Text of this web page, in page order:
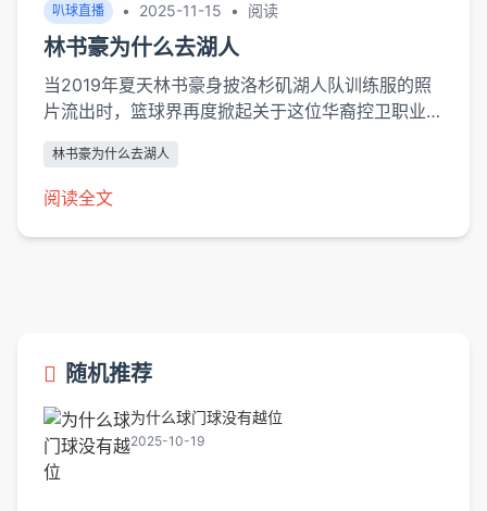
叭球直播 • 2025-11-15 • 阅读
林书豪为什么去湖人
当2019年夏天林书豪身披洛杉矶湖人队训练服的照
片流出时，篮球界再度掀起关于这位华裔控卫职业生
到辗转多队后的沉淀，这次加盟西部豪门的决定背
后，既有职业球员对竞技舞台的追求，也暗含商业联
因。职业发展的战略选择在加盟湖人时，31岁的林
林书豪为什么去湖人
阅读全文
随机推荐
为什么球门球没有越位
2025-10-19